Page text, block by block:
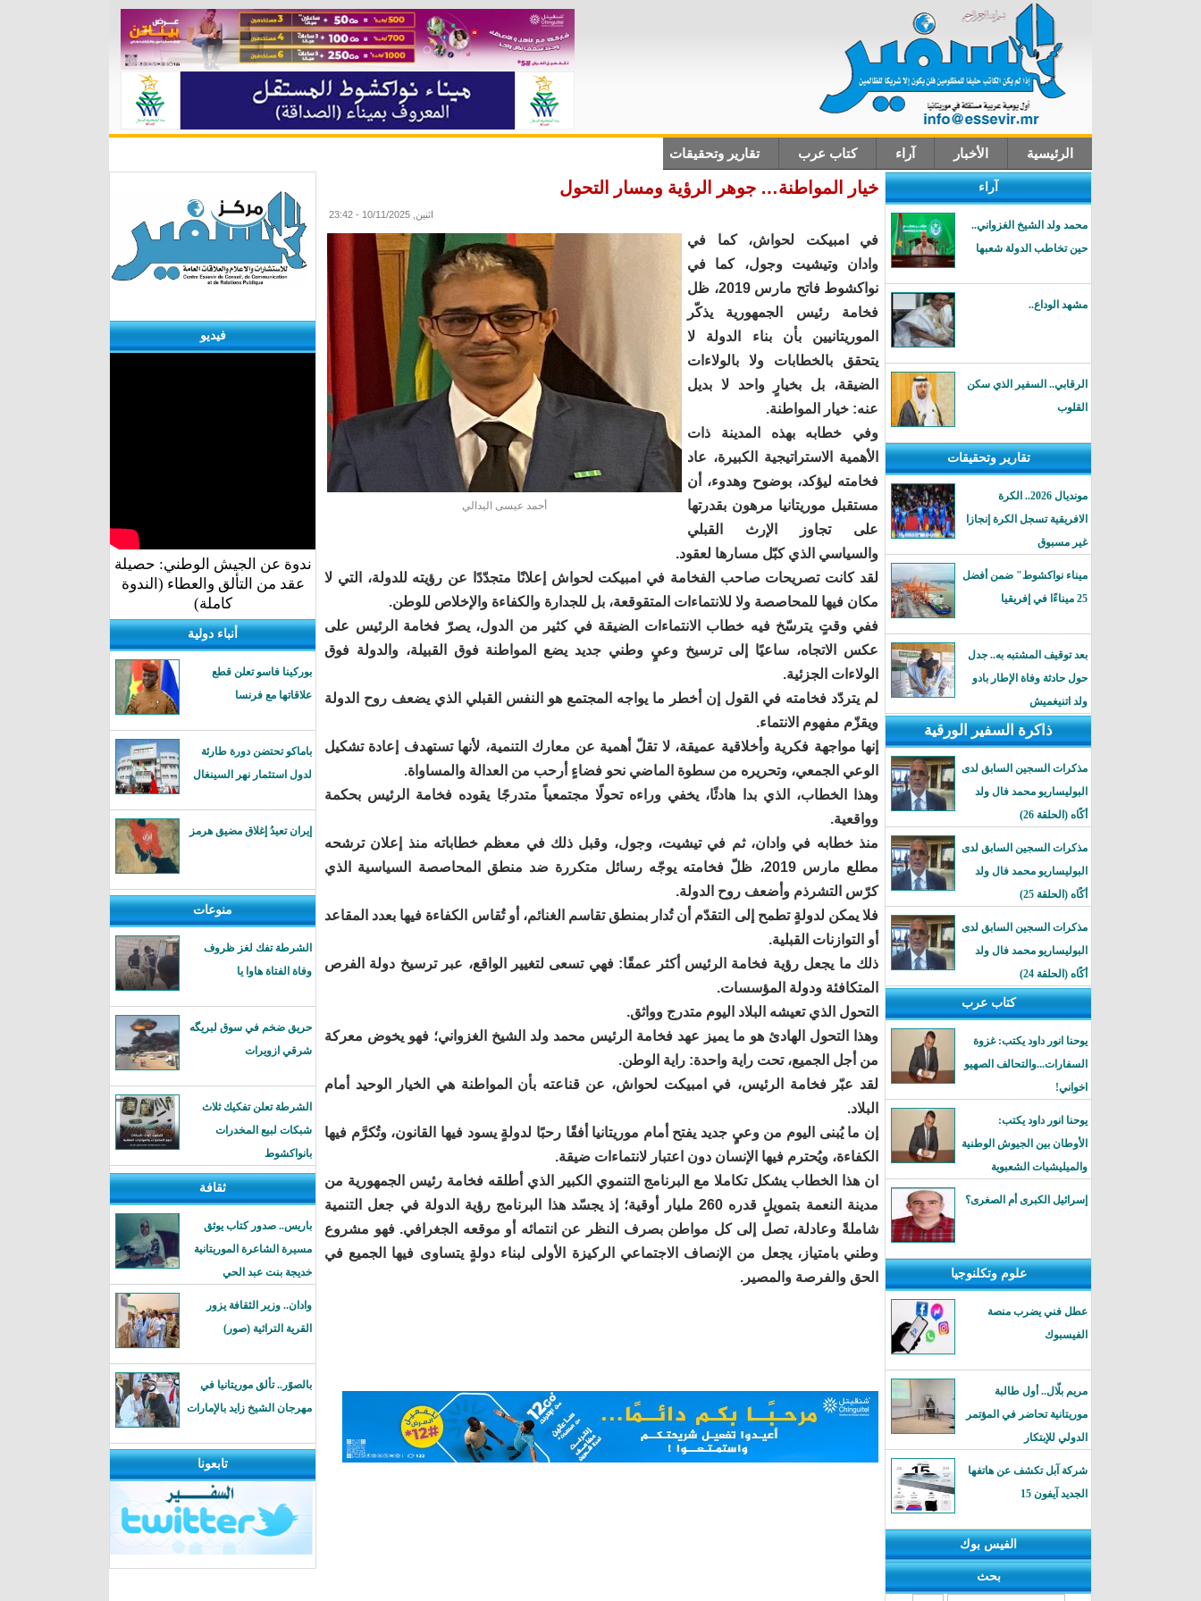
الرئيسية الأخبار آراء كتاب عرب تقارير وتحقيقات
آراء
محمد ولد الشيخ الغزواني..
حين تخاطب الدولة شعبها
مشهد الوداع..
الرقابي.. السفير الذي سكن
القلوب
تقارير وتحقيقات
مونديال 2026.. الكرة
الافريقية تسجل الكرة إنجازا
غير مسبوق
ميناء نواكشوط" ضمن أفضل
25 ميناءًا في إفريقيا
بعد توقيف المشتبه به.. جدل
حول حادثة وفاة الإطار بادو
ولد اتنيغميش
ذاكرة السفير الورقية
مذكرات السجين السابق لدى
البوليساريو محمد فال ولد
أكًاه (الحلقة 26)
مذكرات السجين السابق لدى
البوليساريو محمد فال ولد
أكًاه (الحلقة 25)
مذكرات السجين السابق لدى
البوليساريو محمد فال ولد
أكًاه (الحلقة 24)
كتاب عرب
يوحنا انور داود يكتب: غزوة
السفارات...والتحالف الصهيو
اخواني!
يوحنا انور داود يكتب:
الأوطان بين الجيوش الوطنية
والميليشيات الشعبوية
إسرائيل الكبرى أم الصغرى؟
علوم وتكلنوجيا
عطل فني يضرب منصة
الفيسبوك
مريم بلّال.. أول طالبة
موريتانية تحاضر في المؤتمر
الدولي للإبتكار
شركة آبل تكشف عن هاتفها
الجديد آيفون 15
الفيس بوك
بحث
خيار المواطنة… جوهر الرؤية ومسار التحول
اثنين, 10/11/2025 - 23:42
أحمد عيسى اليدالي
في امبيكت لحواش، كما في
وادان وتيشيت وجول، كما في
نواكشوط فاتح مارس 2019، ظل
فخامة رئيس الجمهورية يذكّر
الموريتانيين بأن بناء الدولة لا
يتحقق بالخطابات ولا بالولاءات
الضيقة، بل بخيارٍ واحد لا بديل
عنه: خيار المواطنة.
وفي خطابه بهذه المدينة ذات
الأهمية الاستراتيجية الكبيرة، عاد
فخامته ليؤكد، بوضوح وهدوء، أن
مستقبل موريتانيا مرهون بقدرتها
على تجاوز الإرث القبلي
والسياسي الذي كبّل مسارها لعقود.
لقد كانت تصريحات صاحب الفخامة في امبيكت لحواش إعلانًا متجدّدًا عن رؤيته للدولة، التي لا
مكان فيها للمحاصصة ولا للانتماءات المتقوقعة، بل للجدارة والكفاءة والإخلاص للوطن.
ففي وقتٍ يترسّخ فيه خطاب الانتماءات الضيقة في كثير من الدول، يصرّ فخامة الرئيس على
عكس الاتجاه، ساعيًا إلى ترسيخ وعيٍ وطني جديد يضع المواطنة فوق القبيلة، والدولة فوق
الولاءات الجزئية.
لم يتردّد فخامته في القول إن أخطر ما يواجه المجتمع هو النفس القبلي الذي يضعف روح الدولة
ويقزّم مفهوم الانتماء.
إنها مواجهة فكرية وأخلاقية عميقة، لا تقلّ أهمية عن معارك التنمية، لأنها تستهدف إعادة تشكيل
الوعي الجمعي، وتحريره من سطوة الماضي نحو فضاءٍ أرحب من العدالة والمساواة.
وهذا الخطاب، الذي بدا هادئًا، يخفي وراءه تحولًا مجتمعياً متدرجًا يقوده فخامة الرئيس بحكمة
وواقعية.
منذ خطابه في وادان، ثم في تيشيت، وجول، وقبل ذلك في معظم خطاباته منذ إعلان ترشحه
مطلع مارس 2019، ظلّ فخامته يوجّه رسائل متكررة ضد منطق المحاصصة السياسية الذي
كرّس التشرذم وأضعف روح الدولة.
فلا يمكن لدولةٍ تطمح إلى التقدّم أن تُدار بمنطق تقاسم الغنائم، أو تُقاس الكفاءة فيها بعدد المقاعد
أو التوازنات القبلية.
ذلك ما يجعل رؤية فخامة الرئيس أكثر عمقًا: فهي تسعى لتغيير الواقع، عبر ترسيخ دولة الفرص
المتكافئة ودولة المؤسسات.
التحول الذي تعيشه البلاد اليوم متدرج وواثق.
وهذا التحول الهادئ هو ما يميز عهد فخامة الرئيس محمد ولد الشيخ الغزواني؛ فهو يخوض معركة
من أجل الجميع، تحت راية واحدة: راية الوطن.
لقد عبّر فخامة الرئيس، في امبيكت لحواش، عن قناعته بأن المواطنة هي الخيار الوحيد أمام
البلاد.
إن ما يُبنى اليوم من وعيٍ جديد يفتح أمام موريتانيا أفقًا رحبًا لدولةٍ يسود فيها القانون، وتُكرَّم فيها
الكفاءة، ويُحترم فيها الإنسان دون اعتبار لانتماءات ضيقة.
ان هذا الخطاب يشكل تكاملا مع البرنامج التنموي الكبير الذي أطلقه فخامة رئيس الجمهورية من
مدينة النعمة بتمويلٍ قدره 260 مليار أوقية؛ إذ يجسّد هذا البرنامج رؤية الدولة في جعل التنمية
شاملةً وعادلة، تصل إلى كل مواطن بصرف النظر عن انتمائه أو موقعه الجغرافي. فهو مشروع
وطني بامتياز، يجعل من الإنصاف الاجتماعي الركيزة الأولى لبناء دولةٍ يتساوى فيها الجميع في
الحق والفرصة والمصير.
فيديو
ندوة عن الجيش الوطني: حصيلة
عقد من التألق والعطاء (الندوة
كاملة)
أنباء دولية
بوركينا فاسو تعلن قطع
علاقاتها مع فرنسا
باماكو تحتضن دورة طارئة
لدول استثمار نهر السينغال
إيران تعيدُ إغلاق مضيق هرمز
منوعات
الشرطة تفك لغز ظروف
وفاة الفتاة هاوا يا
حريق ضخم في سوق لبريگه
شرقي ازويرات
الشرطة تعلن تفكيك ثلاث
شبكات لبيع المخدرات
بانواكشوط
ثقافة
باريس.. صدور كتاب يوثق
مسيرة الشاعرة الموريتانية
خديجة بنت عبد الحي
وادان.. وزير الثقافة يزور
القرية التراثية (صور)
بالصوًر.. تألق موريتانيا في
مهرجان الشيخ زايد بالإمارات
تابعونا